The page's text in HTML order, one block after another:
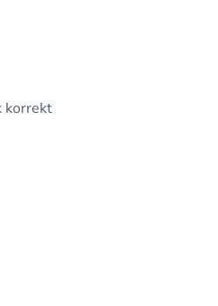
korrekt